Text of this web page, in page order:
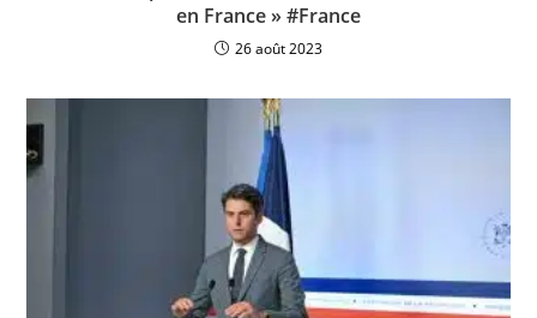
en France » #France
26 août 2023